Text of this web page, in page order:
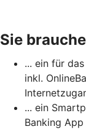
Sie
... ein für
inkl.
... ein
Banking